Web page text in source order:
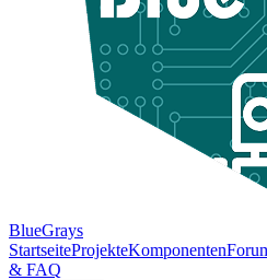
BlueGrays
StartseiteProjekteKomponenten
& FAQ